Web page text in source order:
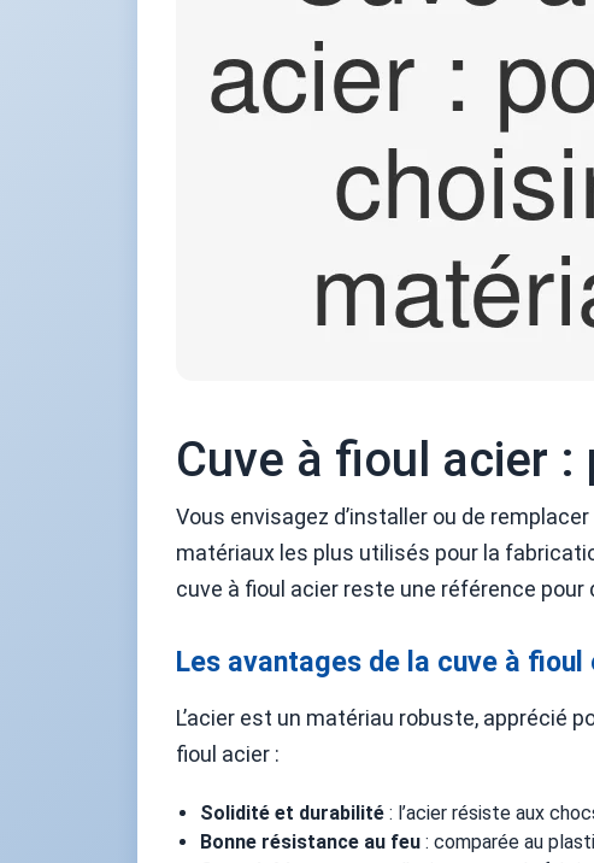
Cuve à fioul acier
Vous envisagez d’installer ou de
matériaux les plus utilisés pour la
cuve à fioul acier reste une référence
Les avantages de la cuve à fioul
L’acier est un matériau robuste, apprécié
fioul acier :
Solidité et durabilité : l’acier résiste aux
Bonne résistance au feu : comparée au